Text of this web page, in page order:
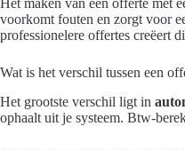
Het maken van een offerte met
voorkomt fouten en zorgt voor
professionelere offertes creëert
Wat is het verschil tussen een
Het grootste verschil ligt in
ophaalt uit je systeem. Btw-